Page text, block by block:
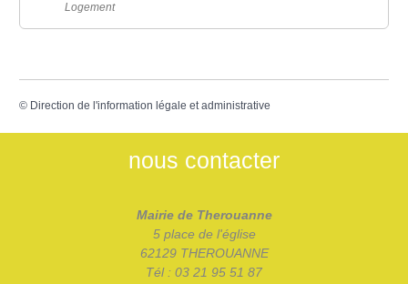
Logement
© Direction de l'information légale et administrative
nous contacter
Mairie de Therouanne
5 place de l'église
62129 THEROUANNE
Tél : 03 21 95 51 87